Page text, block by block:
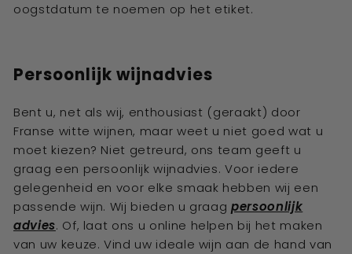
oogstdatum te noemen op het etiket.
Persoonlijk wijnadvies
Bent u, net als wij, enthousiast (geraakt) door
Franse witte wijnen, maar weet u niet goed wat u
moet kiezen? Niet getreurd, ons team geeft u
graag een persoonlijk wijnadvies. Voor iedere
gelegenheid en voor elke smaak hebben wij een
passende wijn. Wij bieden u graag persoonlijk
advies. Of, laat ons u online helpen bij het maken
van uw keuze. Vind uw ideale wijn aan de hand van